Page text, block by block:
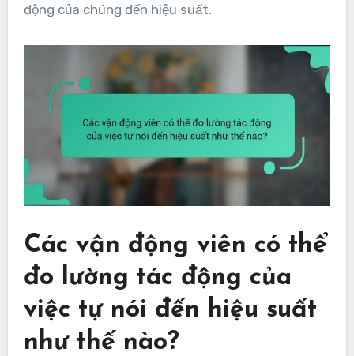
động của chúng đến hiệu suất.
Các vận động viên có thể
đo lường tác động của
việc tự nói đến hiệu suất
như thế nào?